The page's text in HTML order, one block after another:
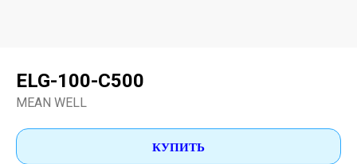
ELG-100-C500
MEAN WELL
КУПИТЬ